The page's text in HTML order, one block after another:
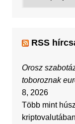
RSS
Orosz
toboroznak
8, 2026
Több mint